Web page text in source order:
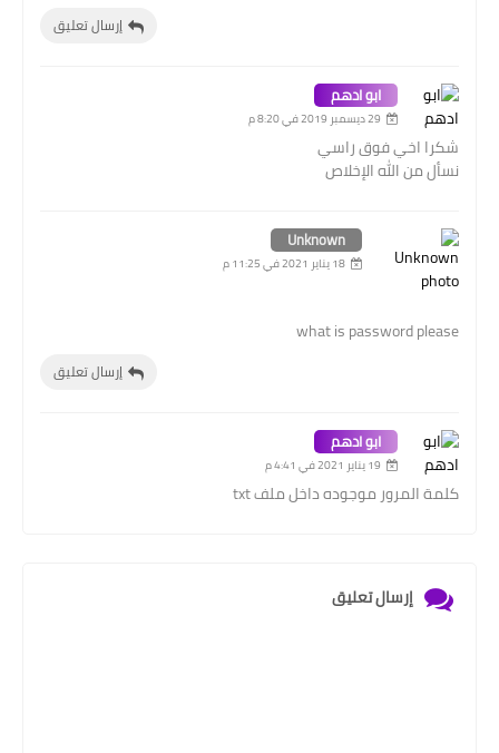
إرسال تعليق
ابو ادهم
29 ديسمبر 2019 في 8:20 م
شكرا اخي فوق راسي
نسأل من الله الإخلاص
Unknown
18 يناير 2021 في 11:25 م
what is password please
إرسال تعليق
ابو ادهم
19 يناير 2021 في 4:41 م
كلمة المرور موجوده داخل ملف txt
إرسال تعليق